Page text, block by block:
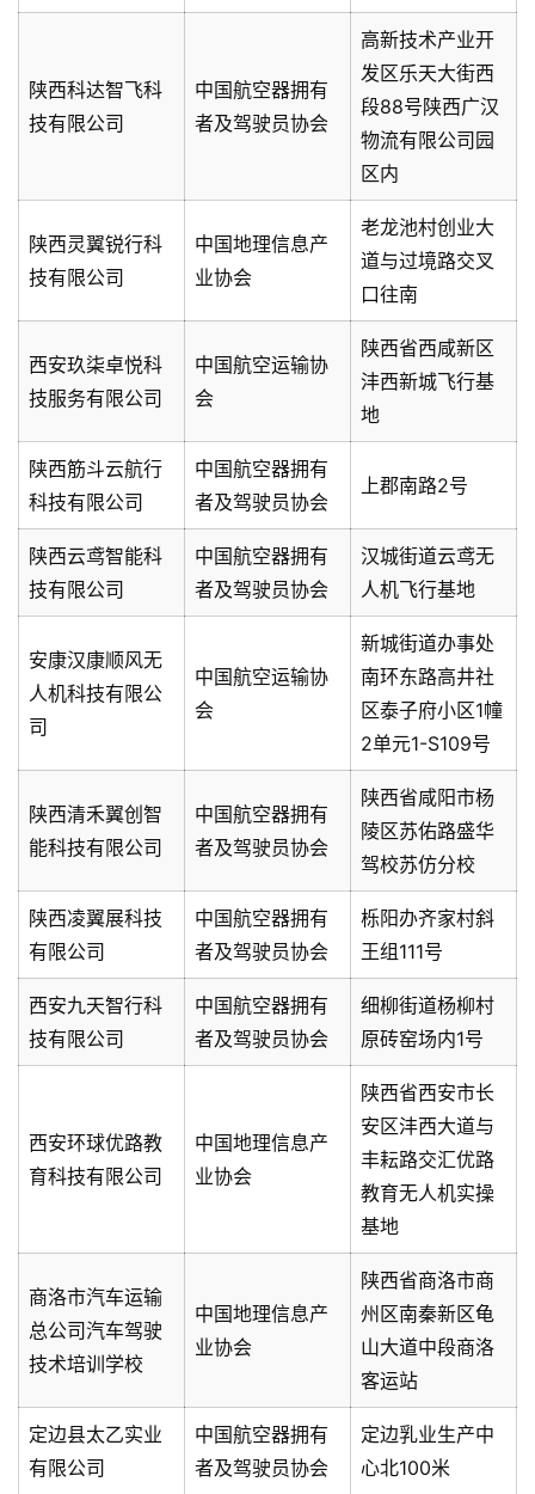
陕西科达智飞科
技有限公司
中国航空器拥有
者及驾驶员协会
高新技术产业开
发区乐天大街西
段88号陕西广汉
物流有限公司园
区内
陕西灵翼锐行科
技有限公司
中国地理信息产
业协会
老龙池村创业大
道与过境路交叉
口往南
西安玖柒卓悦科
技服务有限公司
中国航空运输协
会
陕西省西咸新区
沣西新城飞行基
地
陕西筋斗云航行
科技有限公司
中国航空器拥有
者及驾驶员协会
上郡南路2号
陕西云鸢智能科
技有限公司
中国航空器拥有
者及驾驶员协会
汉城街道云鸢无
人机飞行基地
安康汉康顺风无
人机科技有限公
司
中国航空运输协
会
新城街道办事处
南环东路高井社
区泰子府小区1幢
2单元1-S109号
陕西清禾翼创智
能科技有限公司
中国航空器拥有
者及驾驶员协会
陕西省咸阳市杨
陵区苏佑路盛华
驾校苏仿分校
陕西凌翼展科技
有限公司
中国航空器拥有
者及驾驶员协会
栎阳办齐家村斜
王组111号
西安九天智行科
技有限公司
中国航空器拥有
者及驾驶员协会
细柳街道杨柳村
原砖窑场内1号
西安环球优路教
育科技有限公司
中国地理信息产
业协会
陕西省西安市长
安区沣西大道与
丰耘路交汇优路
教育无人机实操
基地
商洛市汽车运输
总公司汽车驾驶
技术培训学校
中国地理信息产
业协会
陕西省商洛市商
州区南秦新区龟
山大道中段商洛
客运站
定边县太乙实业
有限公司
中国航空器拥有
者及驾驶员协会
定边乳业生产中
心北100米